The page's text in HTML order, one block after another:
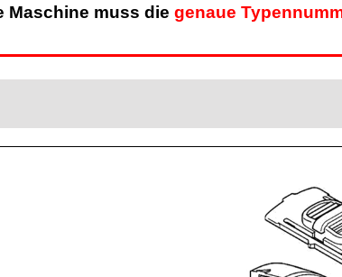
Maschine muss die genaue